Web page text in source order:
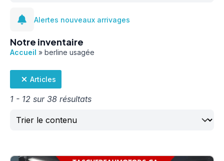
Notre inventaire
Accueil » berline usagée
Alertes nouveaux arrivages
Articles
1 - 12 sur 38 résultats
Trier